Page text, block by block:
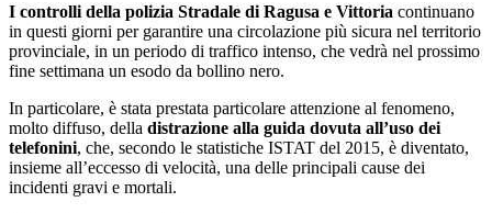
I controlli della polizia Stradale di Ragusa e Vittoria continuano
in questi giorni per garantire una circolazione più sicura nel territorio
provinciale, in un periodo di traffico intenso, che vedrà nel prossimo
fine settimana un esodo da bollino nero.
In particolare, è stata prestata particolare attenzione al fenomeno,
molto diffuso, della distrazione alla guida dovuta all’uso dei
telefonini, che, secondo le statistiche ISTAT del 2015, è diventato,
insieme all’eccesso di velocità, una delle principali cause dei
incidenti gravi e mortali.